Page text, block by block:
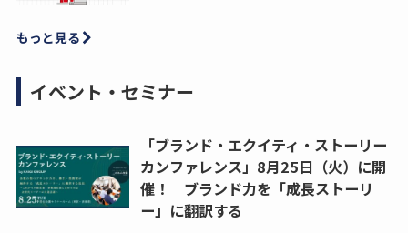
もっと見る
イベント・セミナー
「ブランド・エクイティ・ストーリー
カンファレンス」8月25日（火）に開
催！ ブランド力を「成長ストーリ
ー」に翻訳する